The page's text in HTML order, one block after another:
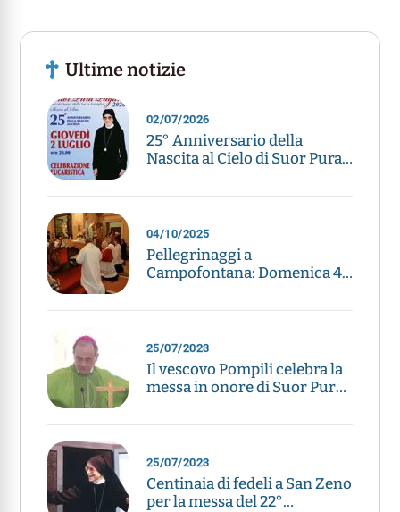
Ultime notizie
25° Anniversario della
Nascita al Cielo di Suor Pura
02/07/2026
Pellegrinaggi a
Campofontana: Domenica 4
04/10/2025
Il vescovo Pompili celebra la
messa in onore di Suor Pura
25/07/2023
Centinaia di fedeli a San Zeno
per la messa del 22°
25/07/2023